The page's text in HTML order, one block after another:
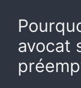
avocat